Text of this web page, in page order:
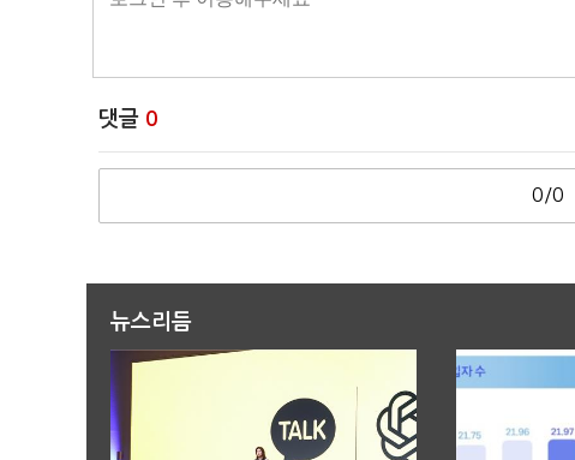
댓글 0
0/0
뉴스리듬